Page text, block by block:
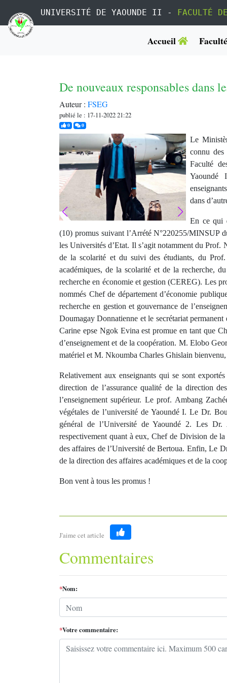
UNIVERSITÉ DE YAOUNDE II - FACULTÉ
Accueil Faculté
De nouveaux responsables dans
Auteur : FSEG
publié le : 17-11-2022 21:22
0j'aime0commentaires
Le
connu
Faculté
Yaoundé
dans
En ce qui
(10) promus suivant l’Arrété N°220255/MINSUP
les Universités d’Etat. Il s’agit notamment du
de la scolarité et du suivi des étudiants, du
académiques, de la scolarité et de la recherche,
recherche en économie et gestion (CEREG). Les
nommés Chef de département d’économie
recherche en gestion et gouvernance de
Doumagay Donnatienne et le secrétariat
Carine epse Ngok Evina est promue en tant que
d’enseignement et de la coopération. M. Elobo
matériel et M. Nkoumba Charles Ghislain
Relativement aux enseignants qui se sont
direction de l’assurance qualité de la direction
l’enseignement supérieur. Le prof. Ambang
végétales de l’université de Yaoundé I. Le Dr.
général de l’Université de Yaoundé 2. Les
respectivement quant à eux, Chef de Division de
des affaires de l’Université de Bertoua. Enfin, Le
de la direction des affaires académiques et de la
Bon vent à tous les promus !
J'aime cet article
Like
Commentaires
*Nom:
*Votre commentaire: